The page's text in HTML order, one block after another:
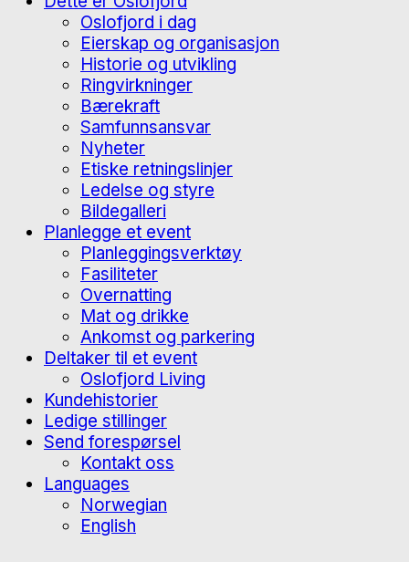
Oslofjord i dag
Eierskap og organisasjon
Historie og utvikling
Ringvirkninger
Bærekraft
Samfunnsansvar
Nyheter
Etiske retningslinjer
Ledelse og styre
Bildegalleri
Planlegge et event
Planleggingsverktøy
Fasiliteter
Overnatting
Mat og drikke
Ankomst og parkering
Deltaker til et event
Oslofjord Living
Kundehistorier
Ledige stillinger
Send forespørsel
Kontakt oss
Languages
Norwegian
English